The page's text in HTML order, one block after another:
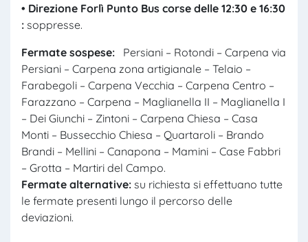
• Direzione Forlì Punto Bus corse delle 12:30 e 16:30
: soppresse.
Fermate sospese:
Persiani – Rotondi – Carpena via
Persiani – Carpena zona artigianale – Telaio –
Farabegoli – Carpena Vecchia – Carpena Centro –
Farazzano – Carpena – Maglianella II – Maglianella I
– Dei Giunchi – Zintoni – Carpena Chiesa – Casa
Monti – Bussecchio Chiesa – Quartaroli – Brando
Brandi – Mellini – Canapona – Mamini – Case Fabbri
– Grotta – Martiri del Campo.
Fermate alternative: su richiesta si effettuano tutte
le fermate presenti lungo il percorso delle
deviazioni.